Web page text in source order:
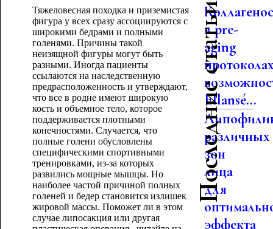
Тяжеловесная походка и приземистая
фигура у всех сразу ассоциируются с
широкими бедрами и полными
голенями. Причины такой
неизящной фигуры могут быть
разными. Иногда пациенты
ссылаются на наследственную
предрасположенность и утверждают,
что все в родне имеют широкую
кость и объемное тело, которое
поддерживается плотными
конечностями. Случается, что
полные голени обусловлены
специфическими спортивными
тренировками, из-за которых
развились мощные мышцы. Но
наиболее частой причиной полных
голеней и бедер становится излишек
жировой массы. Поможет ли в этом
случае липосакция или другая
Последние статьи
в pre-
aging
Ellansé...
различных
зон
лица
для
эффекта